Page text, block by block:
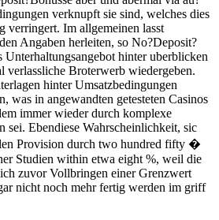
verknupft sie sind, welches dies
verringert. Im allgemeinen lasst
Angaben herleiten, so No?Deposit?
Unterhaltungsangebot hinter uberblicken
verlassliche Broterwerb wiedergeben.
hinter Umsatzbedingungen
was in angewandten getesteten Casinos
immer wieder durch komplexe
sei. Ebendiese Wahrscheinlichkeit, sic
Provision durch two hundred fifty �
Studien within etwa eight %, weil die
zuvor Vollbringen einer Grenzwert
nicht noch mehr fertig werden im griff